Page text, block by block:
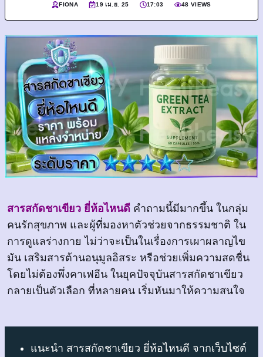
FIONA 19 เม.ย. 25 17:03 48 VIEWS
สารสกัดชาเขียว ยี่ห้อไหนดี คำถามนี้มีมากขึ้น ในกลุ่ม
คนรักสุขภาพ และผู้ที่มองหาตัวช่วยจากธรรมชาติ ใน
การดูแลร่างกาย ไม่ว่าจะเป็นในเรื่องการเผาผลาญไข
มัน เสริมสารต้านอนุมูลอิสระ หรือช่วยเพิ่มความสดชื่น
โดยไม่ต้องพึ่งคาเฟอีน ในยุคปัจจุบันสารสกัดชาเขียว
กลายเป็นตัวเลือก ที่หลายคน เริ่มหันมาให้ความสนใจ
แนะนำ สารสกัดชาเขียว ยี่ห้อไหนดี จากเว็บไซต์